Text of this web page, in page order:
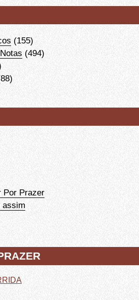
(155)
(494)
Por Prazer
assim